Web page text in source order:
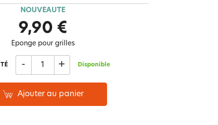
NOUVEAUTÉ
9,90 €
Eponge pour grilles
- + Disponible
Ajouter au panier